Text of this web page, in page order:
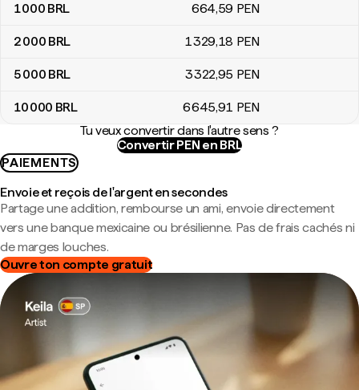
1 000 BRL 664,59 PEN
2 000 BRL 1 329,18 PEN
5 000 BRL 3 322,95 PEN
10 000 BRL 6 645,91 PEN
Tu veux convertir dans l'autre sens ?
Convertir PEN en BRL
PAIEMENTS
Envoie et reçois de l'argent en secondes
Partage une addition, rembourse un ami, envoie directement
vers une banque mexicaine ou brésilienne. Pas de frais cachés ni
de marges louches.
Ouvre ton compte gratuit